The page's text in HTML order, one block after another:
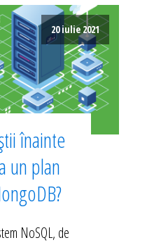
20 iulie 2021
înainte
un plan
NoSQL, de